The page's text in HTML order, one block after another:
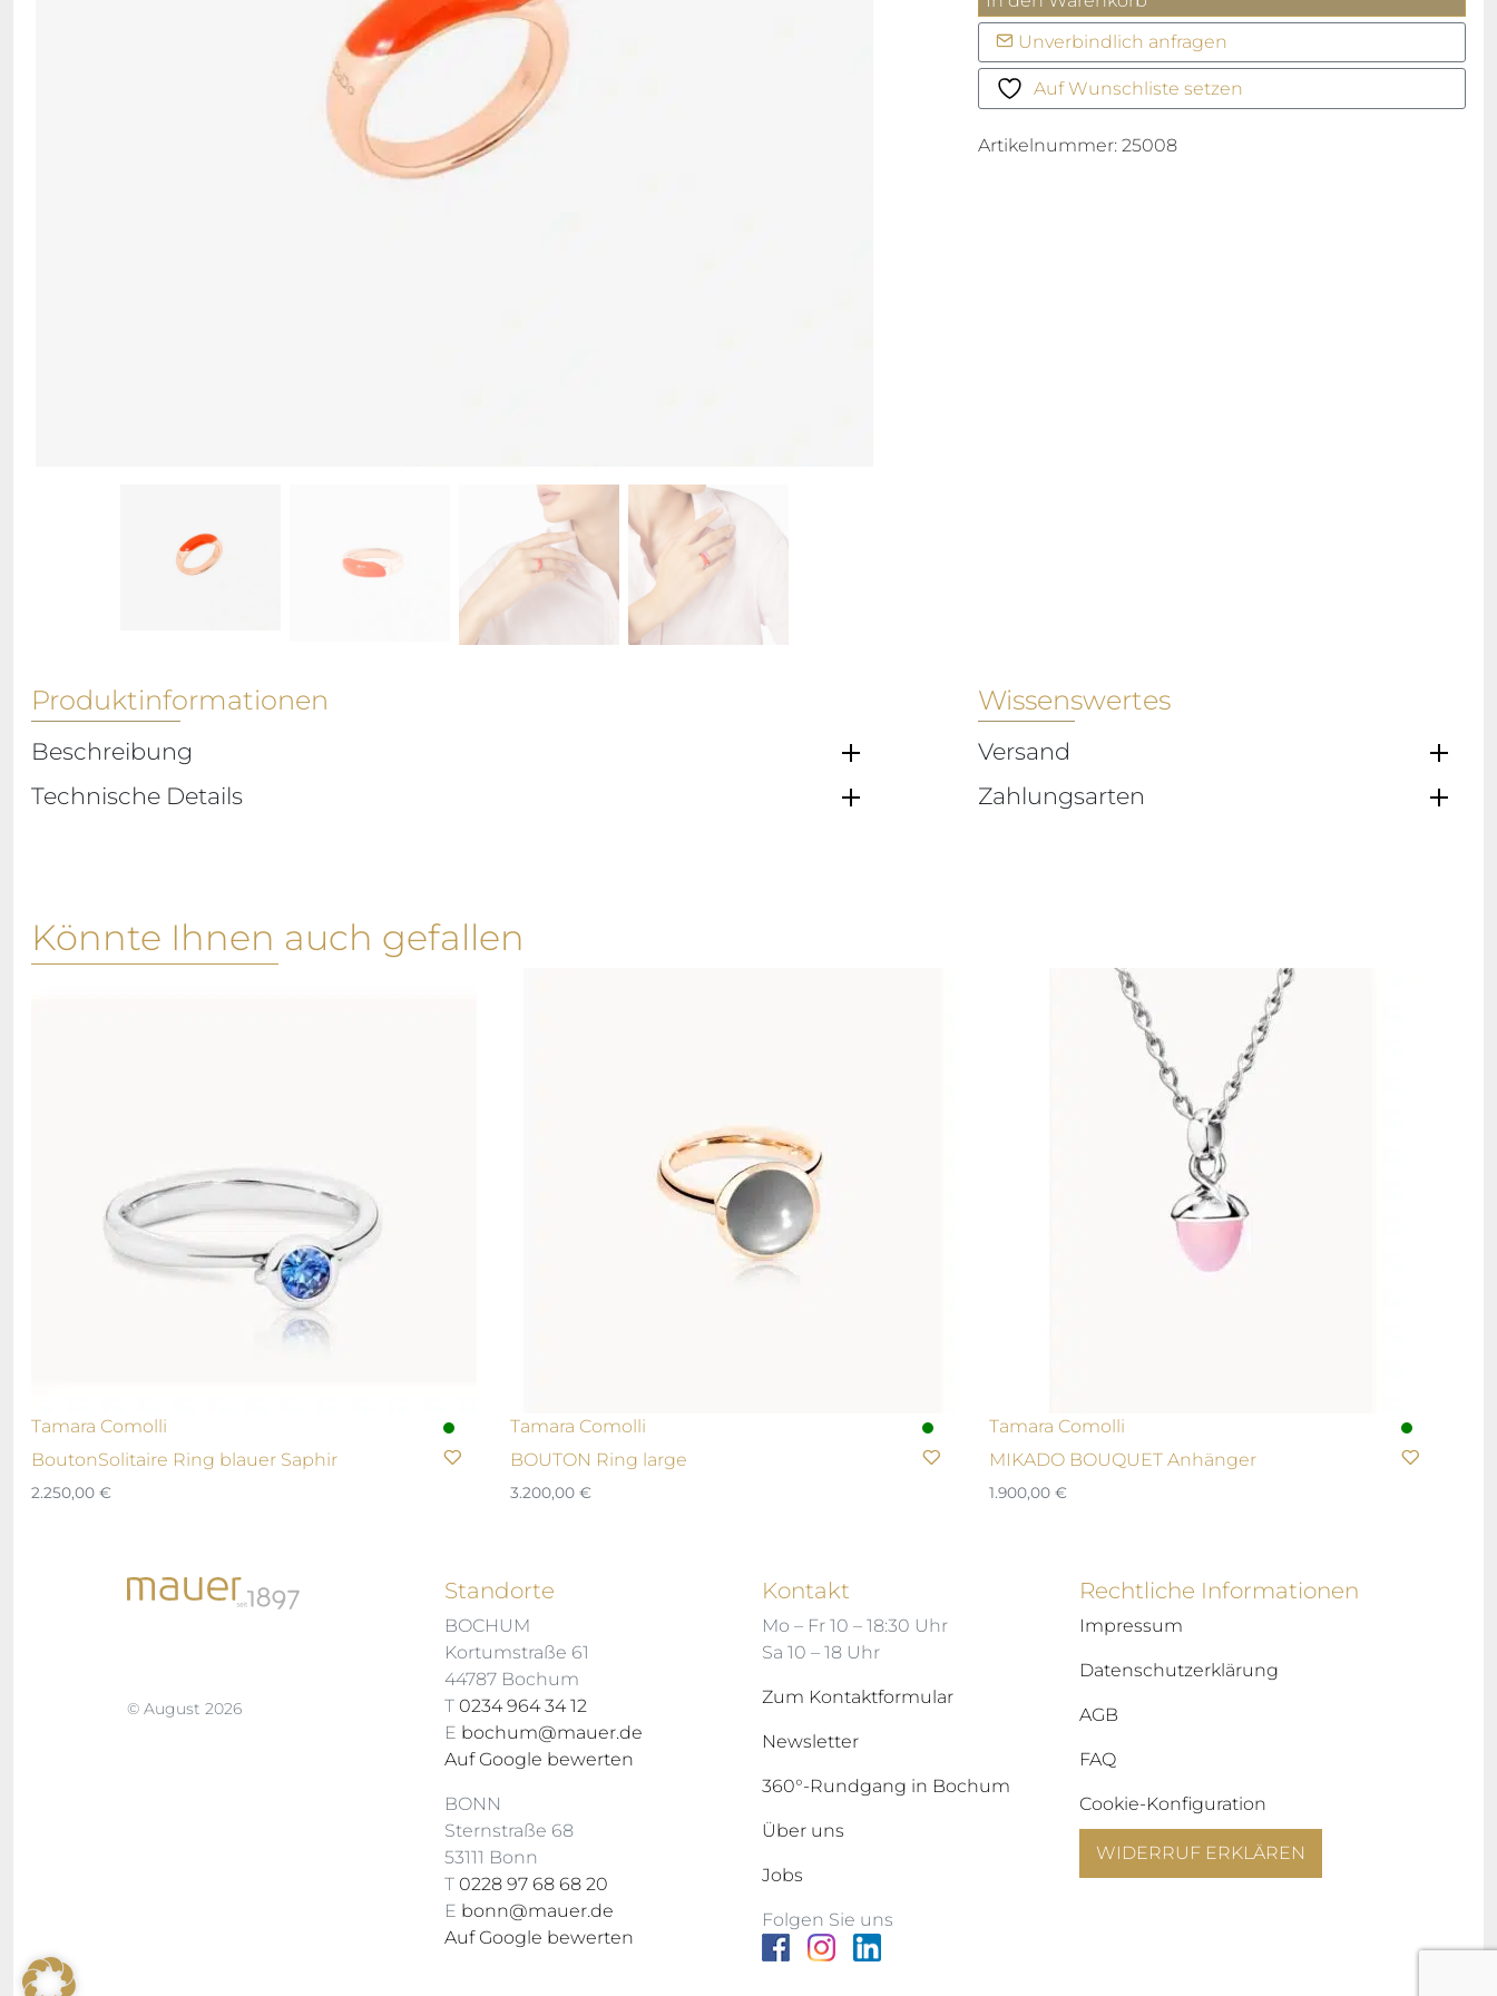
Ring
MengeUnverbindlich anfragen
Auf Wunschliste setzen
Artikelnummer:25008
Produktinformationen
Beschreibung
Technische Details
Wissenswertes
Versand
Zahlungsarten
Könnte Ihnen auch gefallen
Tamara Comolli
BoutonSolitaire Ring blauer Saphir
2.250,00 €
Tamara Comolli
BOUTON Ring large
3.200,00 €
Tamara Comolli
MIKADO BOUQUET Anhänger
1.900,00 €
© August 2026
Standorte
BOCHUM
Kortumstraße 61
44787 Bochum
T 0234 964 34 12
E bochum@mauer.de
Auf Google bewerten
BONN
Sternstraße 68
53111 Bonn
T 0228 97 68 68 20
E bonn@mauer.de
Auf Google bewerten
Kontakt
Mo – Fr 10 – 18:30 Uhr
Sa 10 – 18 Uhr
Zum Kontaktformular
Newsletter
360°-Rundgang in Bochum
Über uns
Jobs
Folgen Sie uns
Rechtliche Informationen
Impressum
Datenschutzerklärung
AGB
FAQ
Cookie-Konfiguration
WIDERRUF ERKLÄREN